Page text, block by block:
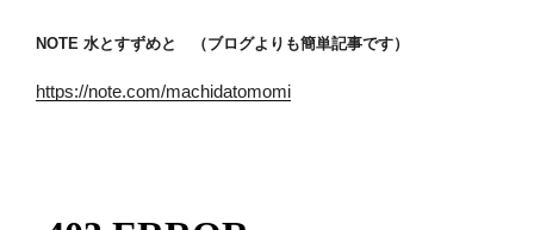
NOTE 水とすずめと （ブログよりも簡単記事です）
https://note.com/machidatomomi